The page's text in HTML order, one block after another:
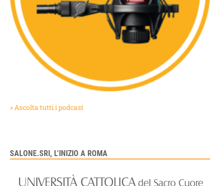
» Ascolta tutti i podcast
SALONE.SRI, L’INIZIO A ROMA